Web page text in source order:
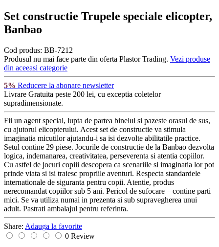
Set constructie Trupele speciale elicopter,
Banbao
Cod produs: BB-7212
Produsul nu mai face parte din oferta Plastor Trading. Vezi produse
din aceeasi categorie
5% Reducere la abonare newsletter
Livrare Gratuita peste 200 lei, cu exceptia coletelor
supradimensionate.
Fii un agent special, lupta de partea binelui si pazeste orasul de sus,
cu ajutorul elicopterului. Acest set de constructie va stimula
imaginatia micutilor ajutandu-i sa isi dezvolte abilitatile practice.
Setul contine 29 piese. Jocurile de constructie de la Banbao dezvolta
logica, indemanarea, creativitatea, perseverenta si atentia copiilor.
Cu astfel de jocuri copiii descopera ca scenariile si imaginatia lor pot
prinde viata si isi traiesc propriile aventuri. Respecta standardele
internationale de siguranta pentru copii. Atentie, produs
nerecomandat copiilor sub 5 ani. Pericol de sufocare – contine parti
mici. Se va utiliza numai in prezenta si sub supravegherea unui
adult. Pastrati ambalajul pentru referinta.
Share: Adauga la favorite
0 Review